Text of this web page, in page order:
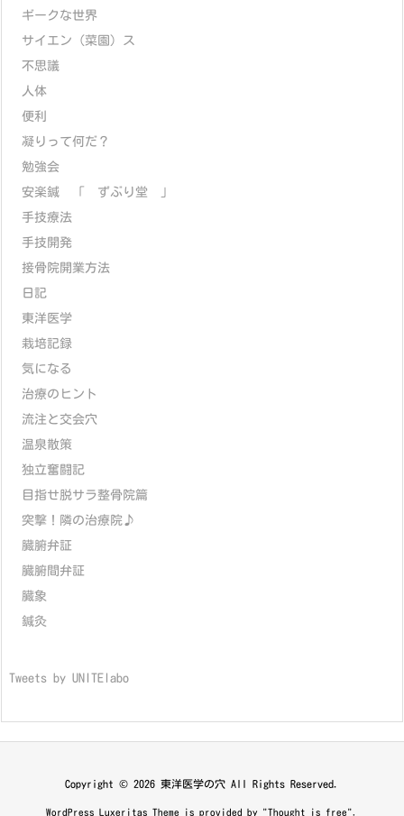
ギークな世界
サイエン（菜園）ス
不思議
人体
便利
凝りって何だ？
勉強会
安楽鍼 「 ずぶり堂 」
手技療法
手技開発
接骨院開業方法
日記
東洋医学
栽培記録
気になる
治療のヒント
流注と交会穴
温泉散策
独立奮闘記
目指せ脱サラ整骨院篇
突撃！隣の治療院♪
臓腑弁証
臓腑間弁証
臓象
鍼灸
Tweets by UNITElabo
Copyright © 2026 東洋医学の穴 All Rights Reserved.
WordPress Luxeritas Theme is provided by "Thought is free".